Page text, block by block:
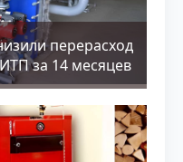
перерасход
за 14 месяцев